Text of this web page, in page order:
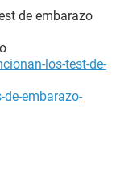
de embarazo
los-test-de-
embarazo-